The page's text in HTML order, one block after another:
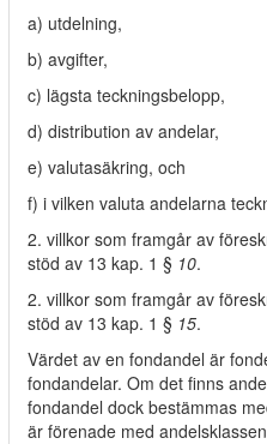
a) utdelning,
b) avgifter,
c) lägsta teckningsbelopp,
d) distribution av andelar,
e) valutasäkring, och
f) i vilken valuta andelarna
2. villkor som framgår av
stöd av 13 kap. 1 § 10.
2. villkor som framgår av
stöd av 13 kap. 1 § 15.
Värdet av en fondandel är
fondandelar. Om det finns
fondandel dock bestämmas
är förenade med